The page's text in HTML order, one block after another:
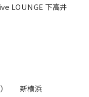
LOUNGE 下高井
新横浜